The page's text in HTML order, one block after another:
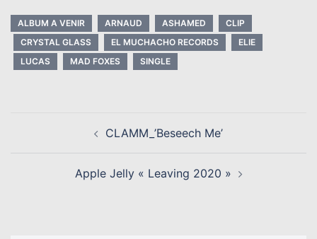
ALBUM A VENIR ARNAUD ASHAMED
CLIP
CRYSTAL GLASS
EL MUCHACHO RECORDS
ELIE
LUCAS
MAD FOXES SINGLE
CLAMM_’Beseech Me’
Apple Jelly « Leaving 2020 »